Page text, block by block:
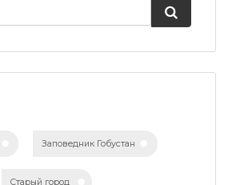
Заповедник Гобустан
Старый город